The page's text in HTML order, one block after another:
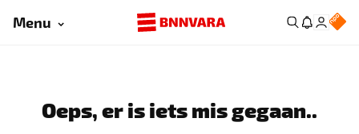
Menu
Oeps, er is iets mis gegaan..